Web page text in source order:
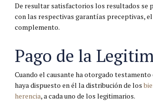
De resultar satisfactorios los resultados se
con las respectivas garantías preceptivas,
complemento.
Pago de la
Cuando el causante ha otorgado testamento
haya dispuesto en él la distribución de los
herencia, a cada uno de los legitimarios.